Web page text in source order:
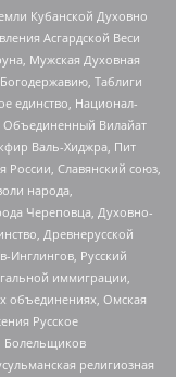
Кубанской Духовно
Асгардской Веси
Мужская Духовная
Таблиги
единство, Национал-
Объединенный Вилайат
Валь-Хиджра, Пит
России, Славянский союз,
народа,
Череповца, Духовно-
Древнерусской
Инглингов, Русский
иммиграции,
объединениях, Омская
Русское
Болельщиков
религиозная